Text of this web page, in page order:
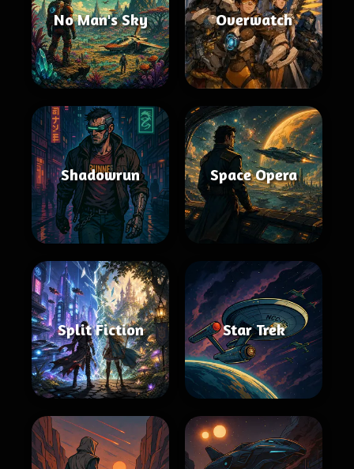
No Man's Sky Overwatch
Shadowrun Space Opera
Split Fiction Star Trek